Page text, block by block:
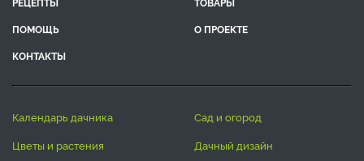
ПОМОЩЬ
О ПРОЕКТЕ
КОНТАКТЫ
календарь дачника
сад и огород
цветы и растения
дачный дизайн